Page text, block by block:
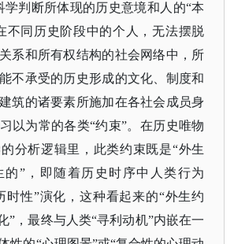
学判断所体现的历史意境和人的“本
不同历史阶段中的个人，无法摆脱
系和所有权结构的社会网络中，所
不承受的历史形成的文化、制度和
筑的诸要素所施加在各社会成员身
以为常的各类“约束”。在历史唯物
分析逻辑里，此类约束既是“外生
的”，即随着历史时序中人类行为
时性”演化，这种看起来的“外生约
”，最终与人类“寻利动机”内嵌在一